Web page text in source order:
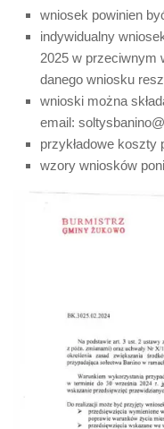
wniosek powinien
indywidualny
2025 w przeciwnym
danego wniosku
wnioski można
email:
przykładowe koszty
wzory wniosków